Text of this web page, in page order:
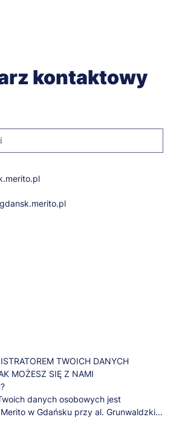
kontaktowy
TWOICH DANYCH
MOŻESZ SIĘ Z NAMI
danych osobowych jest
w Gdańsku przy al. Grunwaldzkiej